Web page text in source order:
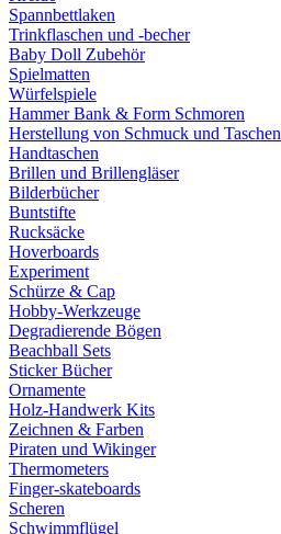
Spannbettlaken
Trinkflaschen und -becher
Baby Doll Zubehör
Spielmatten
Würfelspiele
Hammer Bank & Form Schmoren
Herstellung von Schmuck und Taschen
Handtaschen
Brillen und Brillengläser
Bilderbücher
Buntstifte
Rucksäcke
Hoverboards
Experiment
Schürze & Cap
Hobby-Werkzeuge
Degradierende Bögen
Beachball Sets
Sticker Bücher
Ornamente
Holz-Handwerk Kits
Zeichnen & Farben
Piraten und Wikinger
Thermometers
Finger-skateboards
Scheren
Schwimmflügel